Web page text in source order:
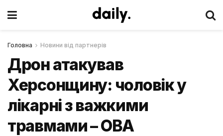
Головна Новини від партнерів
Дрон атакував
Херсонщину: чоловік у
лікарні з важкими
травмами – ОВА